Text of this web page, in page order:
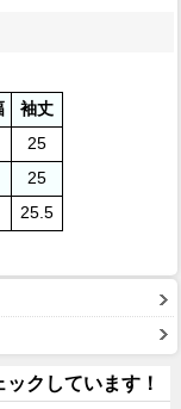
袖丈
25
25
25.5
クしています！